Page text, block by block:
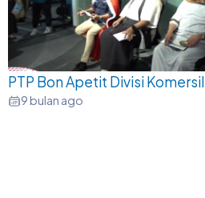
PTP Bon Apetit Divisi Komersil
9 bulan ago